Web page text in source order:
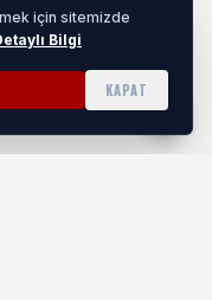
tarım araçlarının
aktarıldı.
için sitemizde
Bilgi
KAPAT